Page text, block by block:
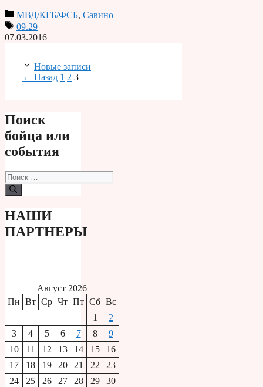
МВД/КГБ/ФСБ, Савино
09.29
07.03.2016
Новые записи
← Назад Страница
1 Страница
2 Страница
3
Поиск
бойца или
события
Поиск:
НАШИ
ПАРТНЕРЫ
Август 2026
Пн Вт Ср Чт Пт Сб Вс
1
2
3
4 5 6 7 8
9
10
11 12 13 14 15
16
17
18 19 20 21 22
23
24
25 26 27 28 29
30